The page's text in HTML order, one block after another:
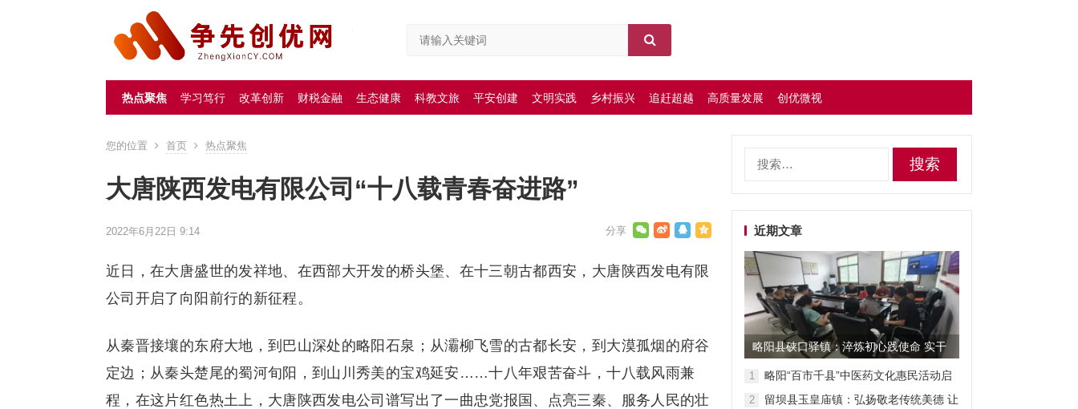
热点聚焦 学习笃行 改革创新 财税金融 生态健康 科教文旅 平安创建 文明实践 乡村振兴 追赶超越 高质量发展 创优微视
您的位置 首页 热点聚焦
大唐陕西发电有限公司“十八载青春奋进路”
2022年6月22日 9:14
近日，在大唐盛世的发祥地、在西部大开发的桥头堡、在十三朝古都西安，大唐陕西发电有限
公司开启了向阳前行的新征程。
从秦晋接壤的东府大地，到巴山深处的略阳石泉；从灞柳飞雪的古都长安，到大漠孤烟的府谷
定边；从秦头楚尾的蜀河旬阳，到山川秀美的宝鸡延安……十八年艰苦奋斗，十八载风雨兼
程，在这片红色热土上，大唐陕西发电公司谱写出了一曲忠党报国、点亮三秦、服务人民的壮
近期文章
略阳县硖口驿镇：淬炼初心践使命 实干
担当显作为
1
略阳“百市千县”中医药文化惠民活动启
2
留坝县玉皇庙镇：弘扬敬老传统美德 让